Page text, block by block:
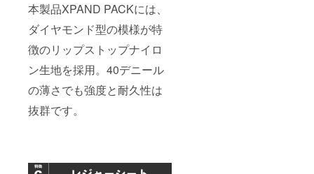
本製品XPAND PACKには、
ダイヤモンド型の模様が特
徴のリップストップナイロ
ン生地を採用。40デニール
の薄さでも強度と耐久性は
抜群です。